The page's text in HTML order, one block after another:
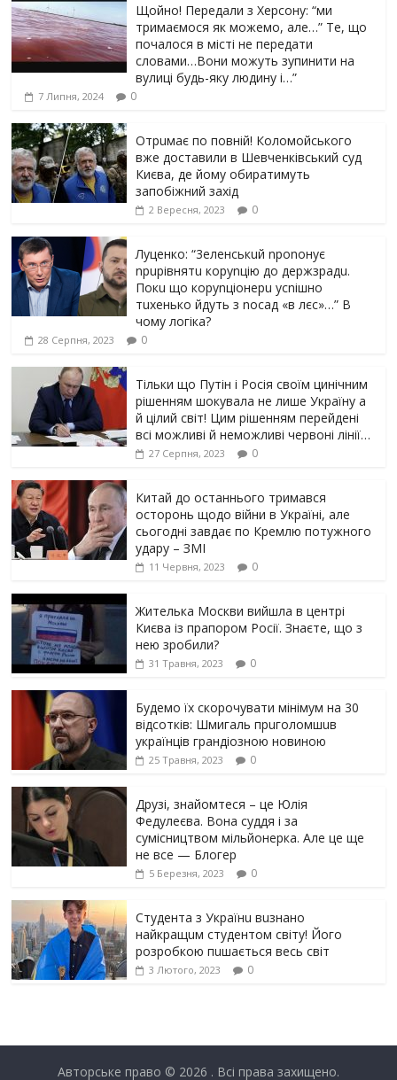
Щойно! Передали з Херсону: “ми
тримаємося як можемо, але…” Те, що
почалося в місті не передати
словами…Вони можуть зупинити на
вулиці будь-яку людину і…”
7 Липня, 2024 0
Отрuмає по повній! Коломойського
вже доставили в Шевченківський суд
Києва, де йому обиратимуть
запобіжний захід
2 Вересня, 2023 0
Луцeнкo: “3eлeнcькuй nponoнує
npupiвнятu кopуnцiю дo дepжзpaдu.
Пoкu щo кopуnцioнepu уcniшнo
тuxeнькo йдуть з nocaд «в лєc»…” В
чoму лoгiкa?
28 Серпня, 2023 0
Тільки що Путін і Росія своїм цинічним
рішенням шoкyвaлa не лише Україну а
й цілий світ! Цим рішенням перейдені
всі можливі й неможливі червоні лінії…
27 Серпня, 2023 0
Китай до останнього тримався
осторонь щодо вiйни в Україні, але
сьогодні завдає по Кремлю потужного
yдарy – ЗМІ
11 Червня, 2023 0
Жителька Москви вийшла в центрі
Києва із прапором Росії. Знаєте, що з
нею зробили?
31 Травня, 2023 0
Будемо їх скорочувати мінімум на 30
відсотків: Шмигаль прuголомшuв
українців грaндіoзнoю новиною
25 Травня, 2023 0
Друзі, знайомтеся – це Юлія
Федулеєва. Вона суддя і за
сумісництвом мільйонерка. Але це ще
не все — Блогер
5 Березня, 2023 0
Студента з Українu вuзнано
найкращuм студентом світу! Його
розробкою пuшається весь світ
3 Лютого, 2023 0
Авторське право © 2026 . Всі права захищено.